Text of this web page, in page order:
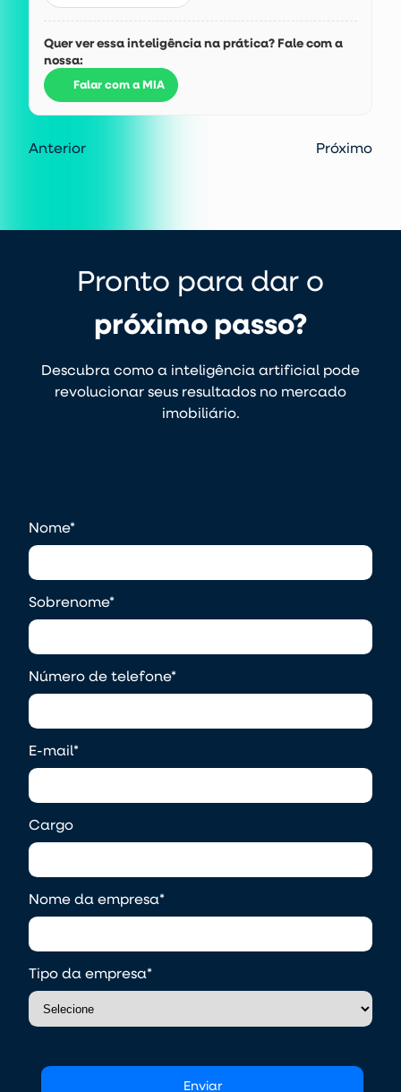
Quer ver essa inteligência na prática? Fale com a
nossa:
Falar com a MIA
Anterior Próximo
Pronto para dar o
próximo passo?
Descubra como a inteligência artificial pode
revolucionar seus resultados no mercado
imobiliário.
Nome*
Sobrenome*
Número de telefone*
E-mail*
Cargo
Nome da empresa*
Tipo da empresa*